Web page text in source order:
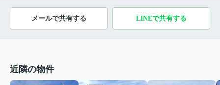
メールで共有する LINEで共有する
近隣の物件